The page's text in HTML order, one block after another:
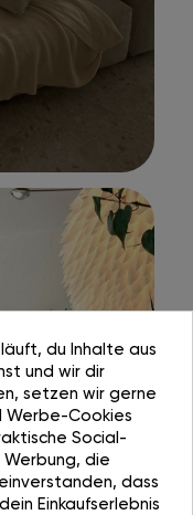
du Inhalte aus
und wir dir
setzen wir gerne
Werbe-Cookies
Social-
die
dass
Einkaufserlebnis